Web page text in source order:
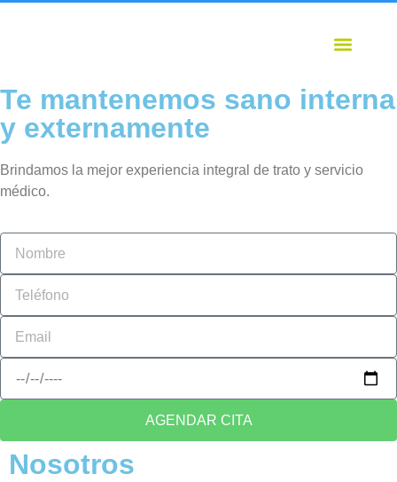
Te mantenemos sano interna
y externamente
Brindamos la mejor experiencia integral de trato y servicio
médico.
AGENDAR CITA
Nosotros